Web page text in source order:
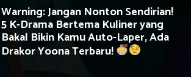
Warning: Jangan Nonton Sendirian!
5 K-Drama Bertema Kuliner yang
Bakal Bikin Kamu Auto-Laper, Ada
Drakor Yoona Terbaru!